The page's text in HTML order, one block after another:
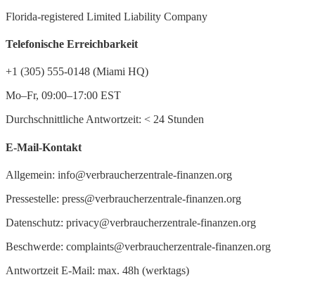
Florida-registered Limited Liability Company
Telefonische Erreichbarkeit
+1 (305) 555-0148 (Miami HQ)
Mo–Fr, 09:00–17:00 EST
Durchschnittliche Antwortzeit: < 24 Stunden
E-Mail-Kontakt
Allgemein: info@verbraucherzentrale-finanzen.org
Pressestelle: press@verbraucherzentrale-finanzen.org
Datenschutz: privacy@verbraucherzentrale-finanzen.org
Beschwerde: complaints@verbraucherzentrale-finanzen.org
Antwortzeit E-Mail: max. 48h (werktags)